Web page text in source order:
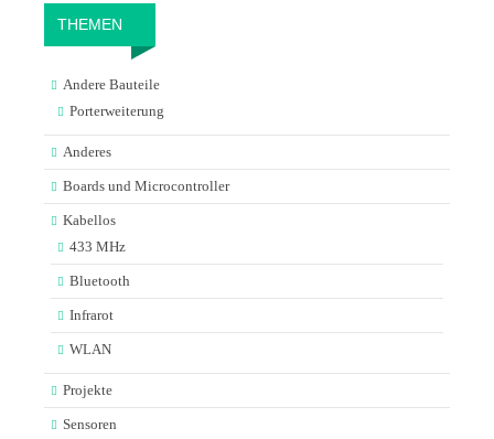
THEMEN
Andere Bauteile
Porterweiterung
Anderes
Boards und Microcontroller
Kabellos
433 MHz
Bluetooth
Infrarot
WLAN
Projekte
Sensoren